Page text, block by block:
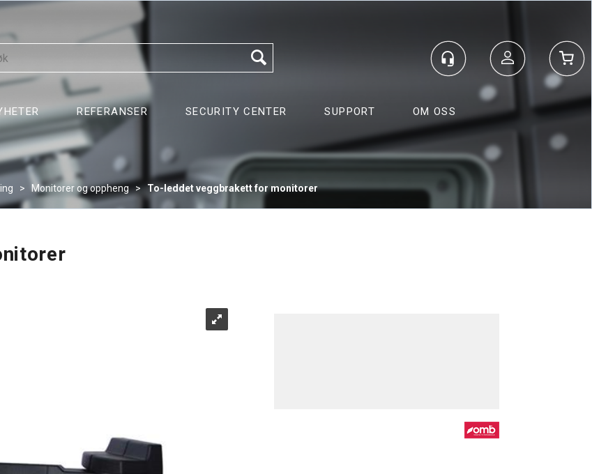
Logg inn
REFERANSER SECURITY CENTER SUPPORT OM OSS
> Monitorer og oppheng >To-leddet veggbrakett for monitorer